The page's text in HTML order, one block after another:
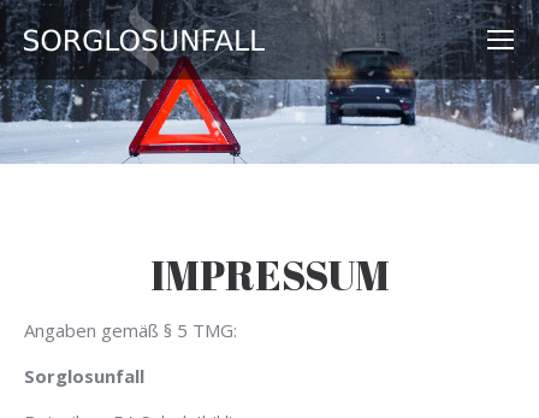
IMPRESSUM
Angaben gemäß § 5 TMG:
Sorglosunfall